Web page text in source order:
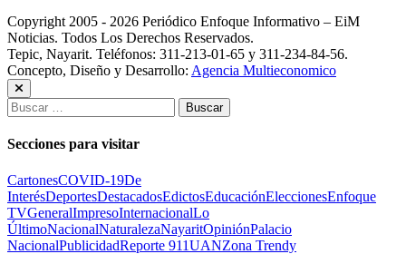
Copyright 2005 - 2026 Periódico Enfoque Informativo – EiM
Noticias. Todos Los Derechos Reservados.
Tepic, Nayarit. Teléfonos: 311-213-01-65 y 311-234-84-56.
Concepto, Diseño y Desarrollo: Agencia Multieconomico
Buscar:
Secciones para visitar
CartonesCOVID-19De
InterésDeportesDestacadosEdictosEducaciónEleccionesEnfoque
TVGeneralImpresoInternacionalLo
ÚltimoNacionalNaturalezaNayaritOpiniónPalacio
NacionalPublicidadReporte 911UANZona Trendy